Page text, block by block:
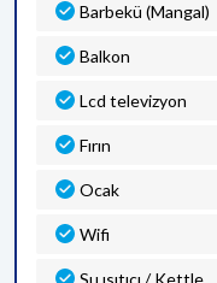
Barbekü (Mangal)
Balkon
Lcd televizyon
Fırın
Ocak
Wifi
Su ısıtıcı / Kettle